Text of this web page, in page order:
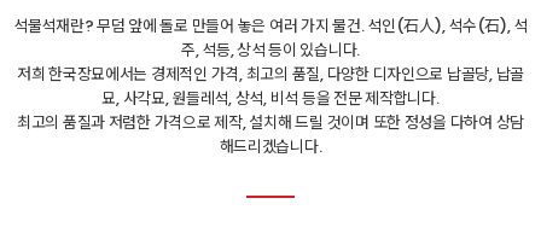
석물석재란? 무덤 앞에 돌로 만들어 놓은 여러 가지 물건. 석인(石人), 석수(石), 석
주, 석등, 상석 등이 있습니다.
저희 한국장묘에서는 경제적인 가격, 최고의 품질, 다양한 디자인으로 납골당, 납골
묘, 사각묘, 원들레석, 상석, 비석 등을 전문 제작합니다.
최고의 품질과 저렴한 가격으로 제작, 설치해 드릴 것이며 또한 정성을 다하여 상담
해드리겠습니다.